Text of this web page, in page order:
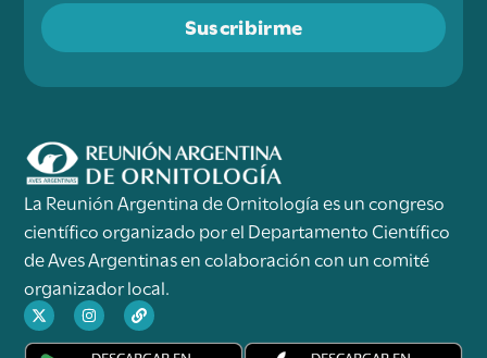
Suscribirme
La Reunión Argentina de Ornitología es un congreso
científico organizado por el Departamento Científico
de Aves Argentinas en colaboración con un comité
organizador local.